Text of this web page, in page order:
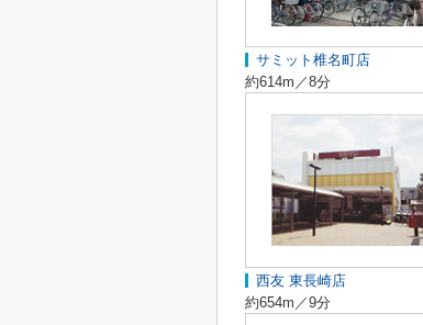
サミット椎名町店
約614m／8分
西友 東長崎店
約654m／9分